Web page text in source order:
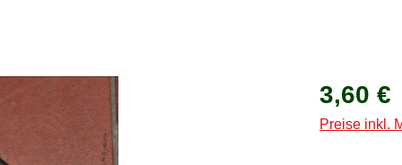
Regulärer
3,60 €
Preise inkl.